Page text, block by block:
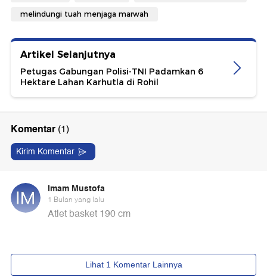
melindungi tuah menjaga marwah
Artikel Selanjutnya
Petugas Gabungan Polisi-TNI Padamkan 6
Hektare Lahan Karhutla di Rohil